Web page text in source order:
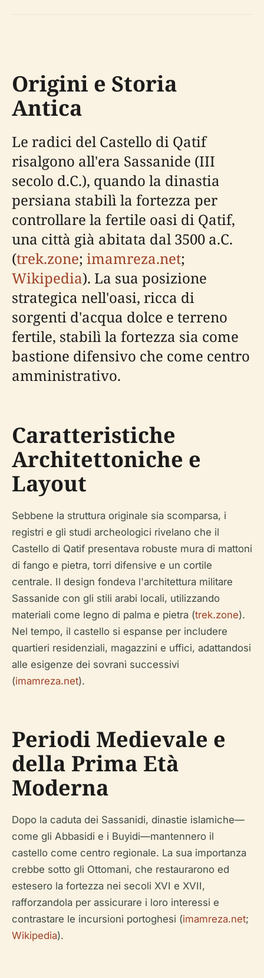
Origini e Storia
Antica
Le radici del Castello di Qatif
risalgono all'era Sassanide (III
secolo d.C.), quando la dinastia
persiana stabilì la fortezza per
controllare la fertile oasi di Qatif,
una città già abitata dal 3500 a.C.
(trek.zone; imamreza.net;
Wikipedia). La sua posizione
strategica nell'oasi, ricca di
sorgenti d'acqua dolce e terreno
fertile, stabilì la fortezza sia come
bastione difensivo che come centro
amministrativo.
Caratteristiche
Architettoniche e
Layout
Sebbene la struttura originale sia scomparsa, i
registri e gli studi archeologici rivelano che il
Castello di Qatif presentava robuste mura di mattoni
di fango e pietra, torri difensive e un cortile
centrale. Il design fondeva l'architettura militare
Sassanide con gli stili arabi locali, utilizzando
materiali come legno di palma e pietra (trek.zone).
Nel tempo, il castello si espanse per includere
quartieri residenziali, magazzini e uffici, adattandosi
alle esigenze dei sovrani successivi
(imamreza.net).
Periodi Medievale e
della Prima Età
Moderna
Dopo la caduta dei Sassanidi, dinastie islamiche—
come gli Abbasidi e i Buyidi—mantennero il
castello come centro regionale. La sua importanza
crebbe sotto gli Ottomani, che restaurarono ed
estesero la fortezza nei secoli XVI e XVII,
rafforzandola per assicurare i loro interessi e
contrastare le incursioni portoghesi (imamreza.net;
Wikipedia).